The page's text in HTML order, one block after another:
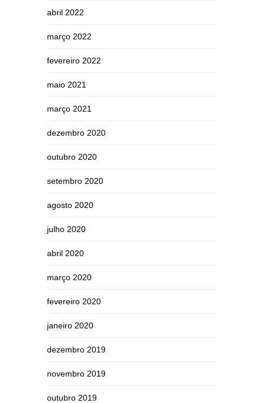
abril 2022
março 2022
fevereiro 2022
maio 2021
março 2021
dezembro 2020
outubro 2020
setembro 2020
agosto 2020
julho 2020
abril 2020
março 2020
fevereiro 2020
janeiro 2020
dezembro 2019
novembro 2019
outubro 2019